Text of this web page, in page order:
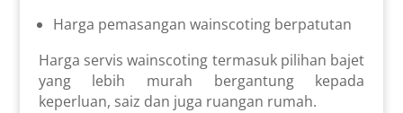
Harga pemasangan wainscoting berpatutan
Harga servis wainscoting termasuk pilihan bajet
yang lebih murah bergantung kepada
keperluan, saiz dan juga ruangan rumah.